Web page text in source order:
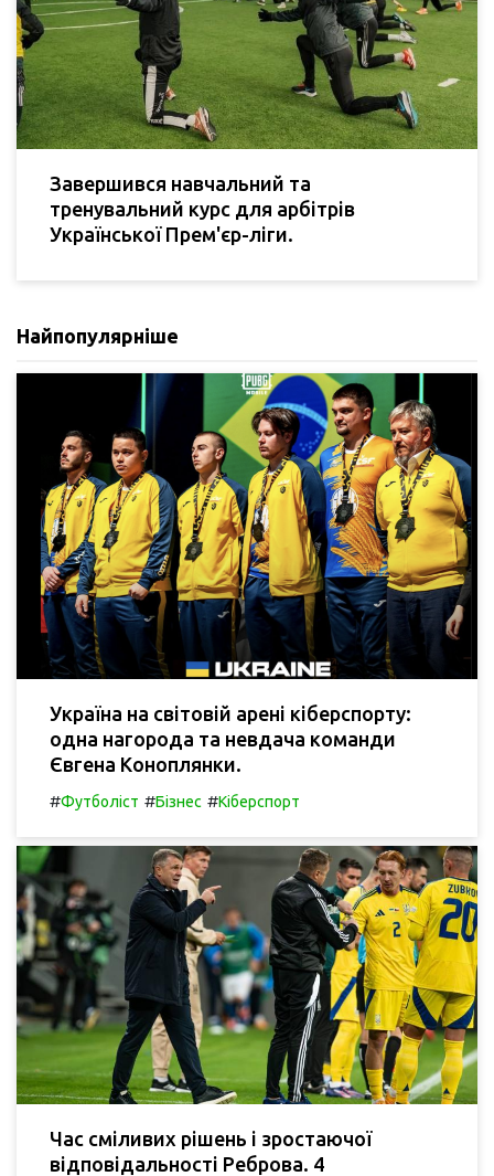
Завершився навчальний та
тренувальний курс для арбітрів
Української Прем'єр-ліги.
Найпопулярніше
Україна на світовій арені кіберспорту:
одна нагорода та невдача команди
Євгена Коноплянки.
#Футболіст #Бізнес #Кіберспорт
Час сміливих рішень і зростаючої
відповідальності Реброва. 4